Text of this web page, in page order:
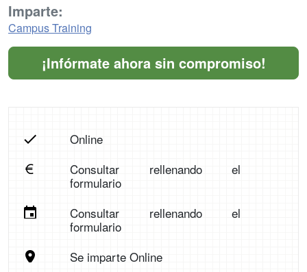
Imparte:
Campus Training
¡Infórmate ahora sin compromiso!
Online
Consultar rellenando el
formulario
Consultar rellenando el
formulario
Se imparte Online